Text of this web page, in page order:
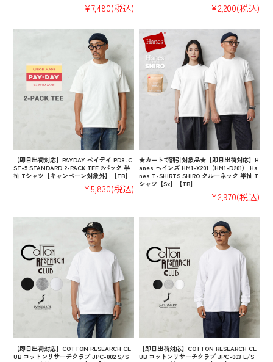
¥7,480(税込) ¥2,200(税込)
【即日出荷対応】PAYDAY ペイデイ PD8-C
ST-5 STANDARD 2-PACK TEE 2パック 半
袖 Tシャツ【キャンペーン対象外】【TB】
¥5,830(税込)
★カートで割引対象品★【即日出荷対応】H
anes ヘインズ HM1-X201（HM1-D201） Ha
nes T-SHIRTS SHIRO クルーネック 半袖 T
シャツ【Sx】【TB】
¥2,970(税込)
【即日出荷対応】COTTON RESEARCH CL
UB コットンリサーチクラブ JPC-002 S/S
【即日出荷対応】COTTON RESEARCH CL
UB コットンリサーチクラブ JPC-003 L/S